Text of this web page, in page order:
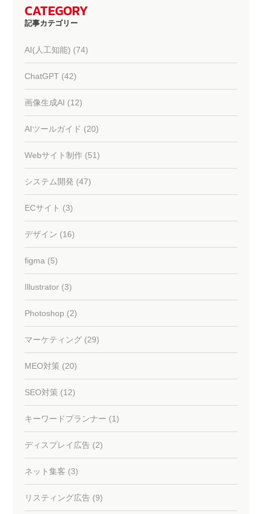
CATEGORY
記事カテゴリー
AI(人工知能) (74)
ChatGPT (42)
画像生成AI (12)
AIツールガイド (20)
Webサイト制作 (51)
システム開発 (47)
ECサイト (3)
デザイン (16)
figma (5)
Illustrator (3)
Photoshop (2)
マーケティング (29)
MEO対策 (20)
SEO対策 (12)
キーワードプランナー (1)
ディスプレイ広告 (2)
ネット集客 (3)
リスティング広告 (9)